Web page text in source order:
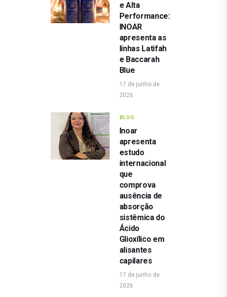
e Alta
Performance:
INOAR
apresenta as
linhas Latifah
e Baccarah
Blue
17 de junho de
2026
BLOG
Inoar
apresenta
estudo
internacional
que
comprova
ausência de
absorção
sistêmica do
Ácido
Glioxílico em
alisantes
capilares
17 de junho de
2026